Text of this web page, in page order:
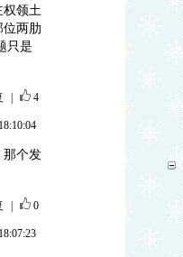
权领土
位两肋
只是
4
那个发
0